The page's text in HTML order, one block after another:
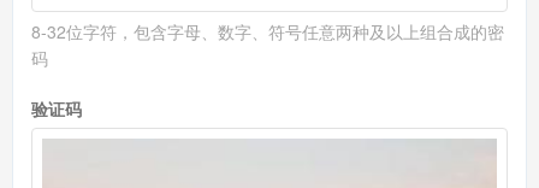
8-32位字符，包含字母、数字、符号任意两种及以上组合成的密
码
验证码